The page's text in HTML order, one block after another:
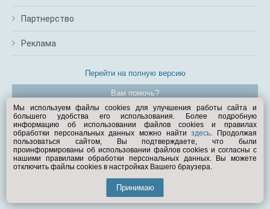
Партнерство
Реклама
Перейти на полную версию
Вам помочь?
© Exist.ru 1998—2026
Мы используем файлы cookies для улучшения работы сайта и
большего удобства его использования. Более подробную
информацию об использовании файлов cookies и правилах
обработки персональных данных можно найтиздесь. Продолжая
пользоваться сайтом, Вы подтверждаете, что были
проинформированы об использовании файлов cookies и согласны с
нашими правилами обработки персональных данных. Вы можете
отключить файлы cookies в настройках Вашего браузера.
Принимаю